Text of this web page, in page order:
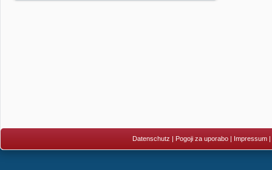
Datenschutz | Pogoji za uporabo| Impressum|